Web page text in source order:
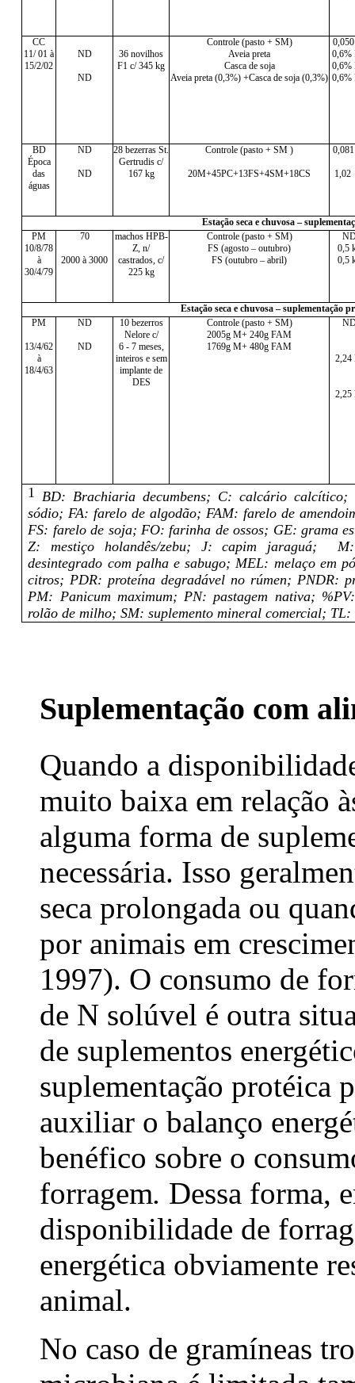
CC
11/ 01 à
15/2/02
ND
ND
36 novilhos
F1 c/ 345 kg
Controle (pasto + SM)
Aveia preta
Casca de soja
Aveia preta (0,3%) +Casca de soja (0,3%)
0,6%
0,6%
0,6%
BD
Época
das
águas
ND
ND
28 bezerras St.
Gertrudis c/
167 kg
Controle (pasto + SM )
20M+45PC+13FS+4SM+18CS 1,02
Estação seca e chuvosa –
PM
10/8/78
à
30/4/79
70
2000 à 3000
machos HPB-
Z, n/
castrados, c/
225 kg
Controle (pasto + SM)
FS (agosto – outubro)
FS (outubro – abril)
0,5
0,5
Estação seca e chuvosa – suplementação
PM
13/4/62
à
18/4/63
ND
ND
10 bezerros
Nelore c/
6 - 7 meses,
inteiros e sem
implante de
DES
Controle (pasto + SM)
2005g M+ 240g FAM
1769g M+ 480g FAM
2,24
2,25
1 BD: Brachiaria decumbens; C: calcário
sódio; FA: farelo de algodão; FAM: farelo de
FS: farelo de soja; FO: farinha de ossos; GE: grama
Z: mestiço holandês/zebu; J: capim jaraguá;
desintegrado com palha e sabugo; MEL: melaço em
citros; PDR: proteína degradável no rúmen; PNDR:
PM: Panicum maximum; PN: pastagem nativa;
rolão de milho; SM: suplemento mineral comercial;
Suplementação com
Quando a
muito baixa em relação
alguma forma de
necessária. Isso
seca prolongada ou
por animais em
1997). O consumo de
de N solúvel é outra
de suplementos
suplementação protéica
auxiliar o balanço
benéfico sobre o
forragem. Dessa forma,
disponibilidade de
energética obviamente
animal.
No caso de gramíneas